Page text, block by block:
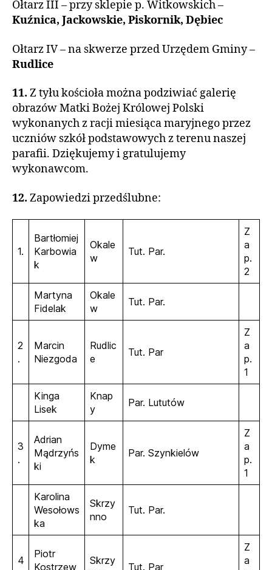
Ołtarz III – przy sklepie p. Witkowskich –
Kuźnica, Jackowskie, Piskornik, Dębiec
Ołtarz IV – na skwerze przed Urzędem Gminy –
Rudlice
11. Z tyłu kościoła można podziwiać galerię
obrazów Matki Bożej Królowej Polski
wykonanych z racji miesiąca maryjnego przez
uczniów szkół podstawowych z terenu naszej
parafii. Dziękujemy i gratulujemy
wykonawcom.
12. Zapowiedzi przedślubne:
1.
Bartłomiej
Karbowia
k
Okale
w
Tut. Par.
Z
a
p.
2
Martyna
Fidelak
Okale
w
Tut. Par.
2
.
Marcin
Niezgoda
Rudlic
e
Tut. Par
Z
a
p.
1
Kinga
Lisek
Knap
y
Par. Lututów
3
.
Adrian
Mądrzyńs
ki
Dyme
k
Par. Szynkielów
Z
a
p.
1
Karolina
Wesołows
ka
Skrzy
nno
Tut. Par.
4
Piotr
Kostrzew
Skrzy
Tut. Par
Z
a